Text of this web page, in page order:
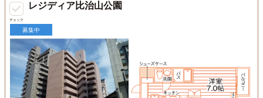
チェック
レジディア比治山公園
募集中